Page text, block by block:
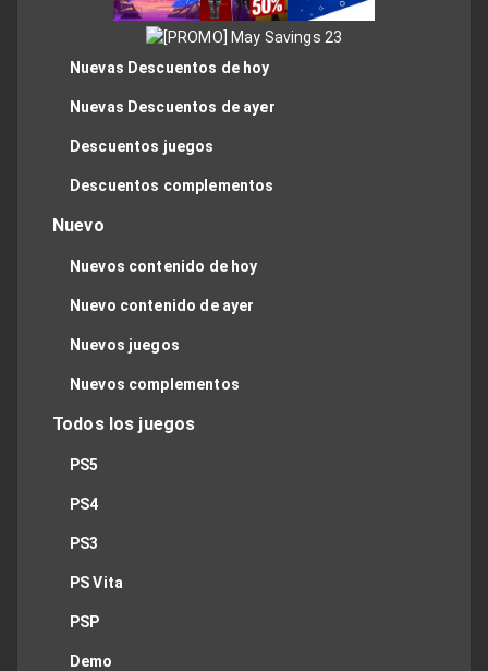
Nuevas Descuentos de hoy
Nuevas Descuentos de ayer
Descuentos juegos
Descuentos complementos
Nuevo
Nuevos contenido de hoy
Nuevo contenido de ayer
Nuevos juegos
Nuevos complementos
Todos los juegos
PS5
PS4
PS3
PS Vita
PSP
Demo